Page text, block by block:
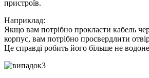
пристроїв.
Наприклад:
Якщо вам потрібно прокласти кабель
корпус, вам потрібно просвердлити
Це справді робить його більше не